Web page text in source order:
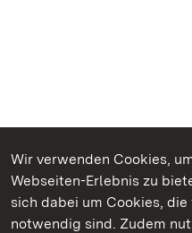
Wir verwenden Cookies,
Webseiten-Erlebnis zu
sich dabei um Cookies,
notwendig sind. Zudem
Kommen. Staunen.